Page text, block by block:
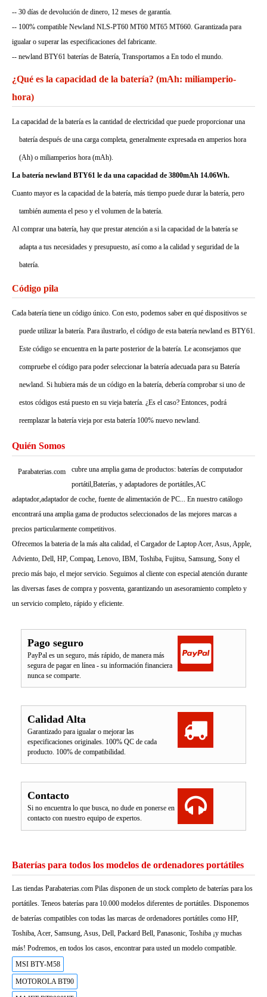
-- 30 días de devolución de dinero, 12 meses de garantía.
-- 100% compatible Newland NLS-PT60 MT60 MT65 MT660. Garantizada para
igualar o superar las especificaciones del fabricante.
-- newland BTY61 baterías de Batería, Transportamos a En todo el mundo.
¿Qué es la capacidad de la batería? (mAh: miliamperio-
hora)
La capacidad de la batería es la cantidad de electricidad que puede proporcionar una
batería después de una carga completa, generalmente expresada en amperios hora
(Ah) o miliamperios hora (mAh).
La batería newland BTY61 le da una capacidad de 3800mAh 14.06Wh.
Cuanto mayor es la capacidad de la batería, más tiempo puede durar la batería, pero
también aumenta el peso y el volumen de la batería.
Al comprar una batería, hay que prestar atención a si la capacidad de la batería se
adapta a tus necesidades y presupuesto, así como a la calidad y seguridad de la
batería.
Código pila
Cada batería tiene un código único. Con esto, podemos saber en qué dispositivos se
puede utilizar la batería. Para ilustrarlo, el código de esta batería newland es BTY61.
Este código se encuentra en la parte posterior de la batería. Le aconsejamos que
compruebe el código para poder seleccionar la batería adecuada para su Batería
newland. Si hubiera más de un código en la batería, debería comprobar si uno de
estos códigos está puesto en su vieja batería. ¿Es el caso? Entonces, podrá
reemplazar la batería vieja por esta batería 100% nuevo newland.
Quién Somos
Parabaterias.com
cubre una amplia gama de productos: baterías de computador
portátil,Baterías, y adaptadores de portátiles,AC
adaptador,adaptador de coche, fuente de alimentación de PC... En nuestro catálogo
encontrará una amplia gama de productos seleccionados de las mejores marcas a
precios particularmente competitivos.
Ofrecemos la bateria de la más alta calidad, el Cargador de Laptop Acer, Asus, Apple,
Adviento, Dell, HP, Compaq, Lenovo, IBM, Toshiba, Fujitsu, Samsung, Sony el
precio más bajo, el mejor servicio. Seguimos al cliente con especial atención durante
las diversas fases de compra y posventa, garantizando un asesoramiento completo y
un servicio completo, rápido y eficiente.
Pago seguro
PayPal es un seguro, más rápido, de manera más
segura de pagar en línea - su información financiera
nunca se comparte.
Calidad Alta
Garantizado para igualar o mejorar las
especificaciones originales. 100% QC de cada
producto. 100% de compatibilidad.
Contacto
Si no encuentra lo que busca, no dude en ponerse en
contacto con nuestro equipo de expertos.
Baterías para todos los modelos de ordenadores portátiles
Las tiendas Parabaterias.com Pilas disponen de un stock completo de baterías para los
portátiles. Teneos baterías para 10.000 modelos diferentes de portátiles. Disponemos
de baterías compatibles con todas las marcas de ordenadores portátiles como HP,
Toshiba, Acer, Samsung, Asus, Dell, Packard Bell, Panasonic, Toshiba ¡y muchas
más! Podremos, en todos los casos, encontrar para usted un modelo compatible.
MSI BTY-M58
MOTOROLA BT90